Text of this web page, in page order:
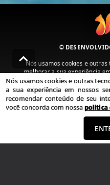
©
Nós usamos cookies e
melhorar a sua experiência
publicidade e recomendar
nossos serviços, você concorda
termos
Política de
Nós usamos cookies e outras
a sua experiência em nossos
recomendar conteúdo de seu
você concorda com nossa política